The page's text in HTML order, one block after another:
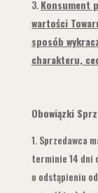
Konsument
wartości
sposób
charakteru,
Obowiązki
Sprzedawca
terminie 14 dni
o odstąpieniu